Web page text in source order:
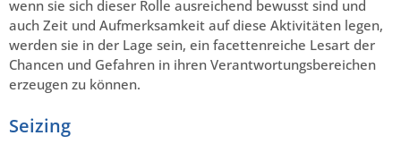
wenn sie sich dieser Rolle ausreichend bewusst sind und
auch Zeit und Aufmerksamkeit auf diese Aktivitäten legen,
werden sie in der Lage sein, ein facettenreiche Lesart der
Chancen und Gefahren in ihren Verantwortungsbereichen
erzeugen zu können.
Seizing